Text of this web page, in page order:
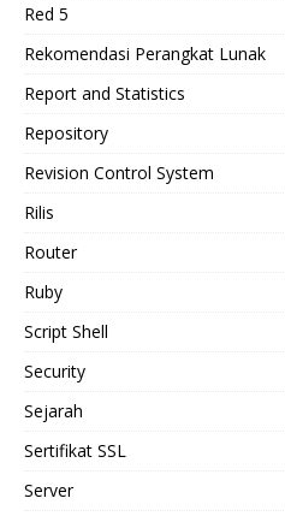
Red 5
Rekomendasi Perangkat Lunak
Report and Statistics
Repository
Revision Control System
Rilis
Router
Ruby
Script Shell
Security
Sejarah
Sertifikat SSL
Server